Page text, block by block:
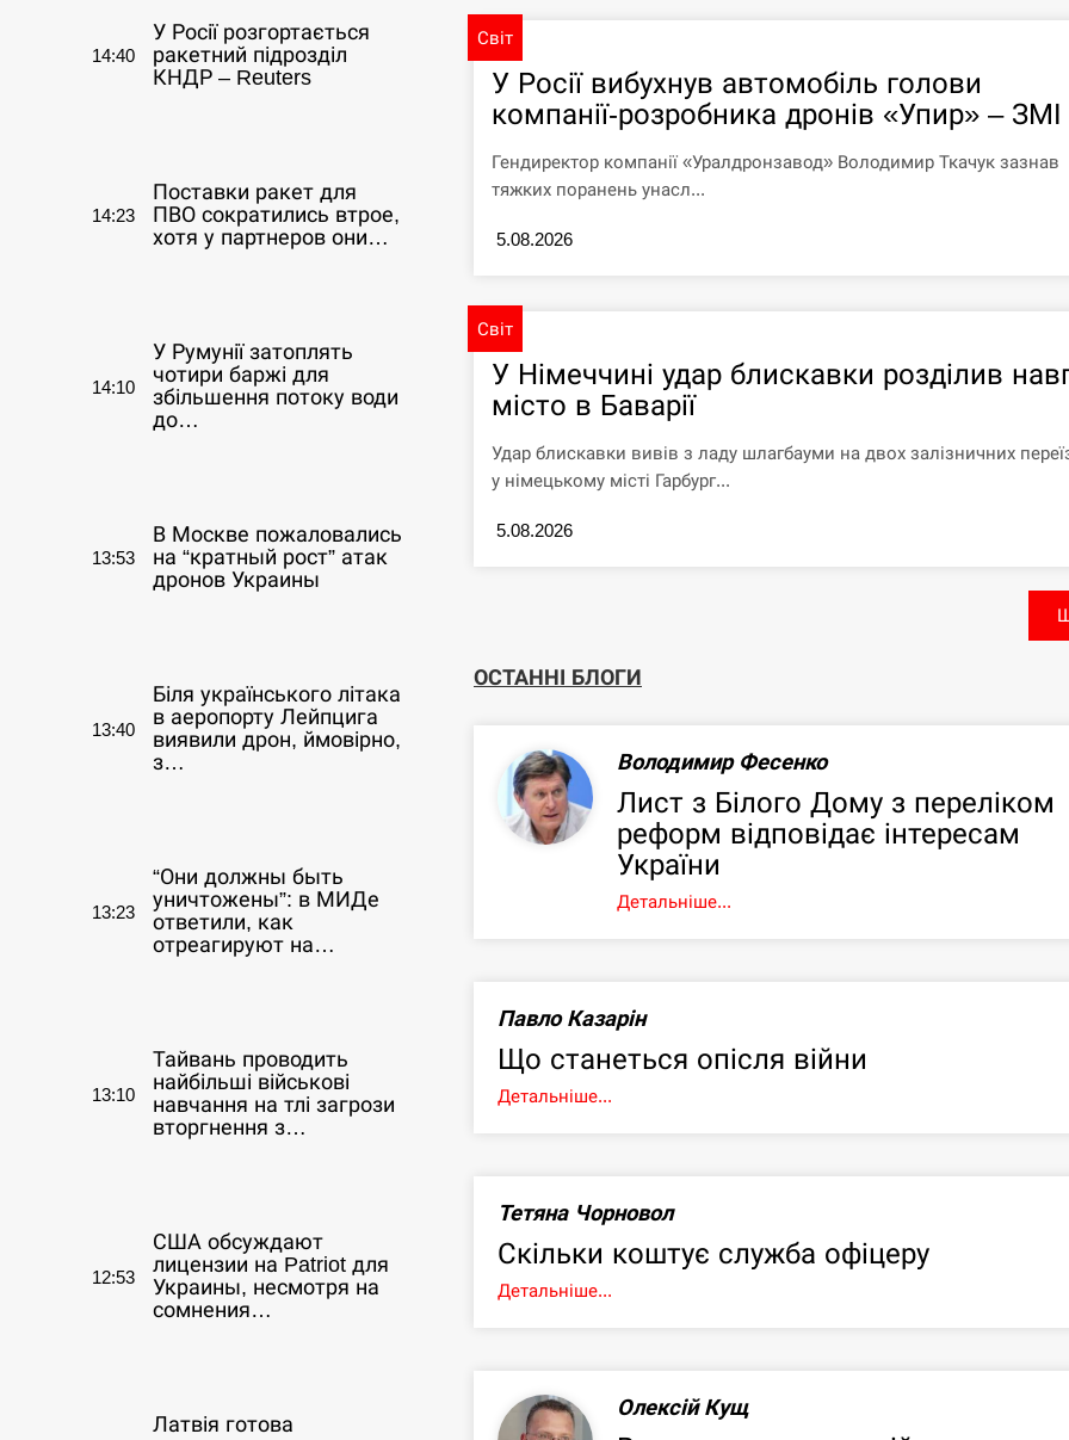
14:40
У Росії розгортається
ракетний підрозділ
КНДР – Reuters
14:23
Поставки ракет для
ПВО сократились втрое,
хотя у партнеров они…
14:10
У Румунії затоплять
чотири баржі для
збільшення потоку води
до…
13:53
В Москве пожаловались
на “кратный рост” атак
дронов Украины
13:40
Біля українського літака
в аеропорту Лейпцига
виявили дрон, ймовірно,
з…
13:23
“Они должны быть
уничтожены”: в МИДе
ответили, как
отреагируют на…
13:10
Тайвань проводить
найбільші військові
навчання на тлі загрози
вторгнення з…
12:53
США обсуждают
лицензии на Patriot для
Украины, несмотря на
сомнения…
Латвія готова
Світ
У Росії вибухнув автомобіль голови
компанії-розробника дронів «Упир» – ЗМІ
Гендиректор компанії «Уралдронзавод» Володимир Ткачук зазнав
тяжких поранень унасл...
5.08.2026
Світ
У Німеччині удар блискавки розділив
місто в Баварії
Удар блискавки вивів з ладу шлагбауми на двох залізничних
у німецькому місті Гарбург...
5.08.2026
ОСТАННІ БЛОГИ
Володимир Фесенко
Лист з Білого Дому з переліком
реформ відповідає інтересам
України
Детальніше...
Павло Казарін
Що станеться опісля війни
Детальніше...
Тетяна Чорновол
Скільки коштує служба офіцеру
Детальніше...
Олексій Кущ